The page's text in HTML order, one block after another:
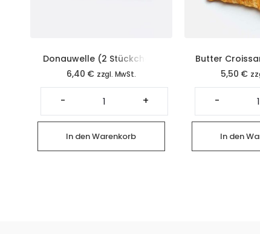
Donauwelle (2 Stückchen)
6,40 € zzgl. MwSt.
-
Donauwelle
(2
Stückchen)
Menge
+
In den Warenkorb
Butter
5,50 €
-
In den